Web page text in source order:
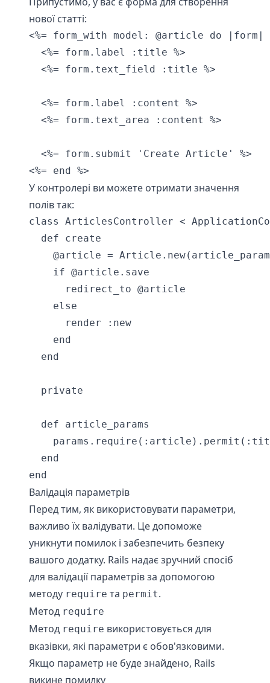
нової статті:
<%= form_with model: @article do |form|
  <%= form.label :title %>
  <%= form.text_field :title %>
  <%= form.label :content %>
  <%= form.text_area :content %>
  <%= form.submit 'Create Article' %>
<%= end %>
У контролері ви можете отримати значення
полів так:
class ArticlesController <
  def create
@article =
    if @article.save
      redirect_to @article
    else
      render :new
    end
  end
  private
  def article_params
  end
end
Валідація параметрів
Перед тим, як використовувати параметри,
важливо їх валідувати. Це допоможе
уникнути помилок і забезпечить безпеку
вашого додатку. Rails надає зручний спосіб
для валідації параметрів за допомогою
методу require та permit.
Метод require
Метод require використовується для
вказівки, які параметри є обов'язковими.
Якщо параметр не буде знайдено, Rails
викине помилку